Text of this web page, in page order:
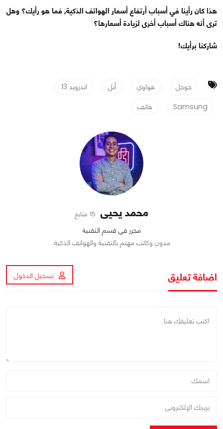
هذا كان رأينا في أسباب أرتفاع أسعار الهواتف الذكية, فما هو رأيك؟ وهل
ترى أنه هناك أسباب أخرى لزيادة أسعارها؟
شاركنا برأيك!
جوجل هواوي أبل
اندرويد 13
Samsung
هاتف
محمد يحيى 15 متابع
محرر في قسم التقنية
مدون وكاتب مهتم بالتقنية والهواتف الذكية.
اضافة تعليق تسجيل الدخول